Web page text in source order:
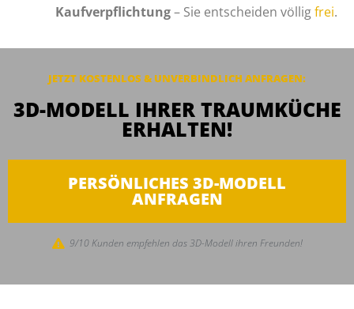
Kaufverpflichtung– Sie entscheiden völligfrei.
JETZT KOSTENLOS & UNVERBINDLICH ANFRAGEN:
3D-MODELL IHRER TRAUMKÜCHE
ERHALTEN!
PERSÖNLICHES 3D-MODELL
ANFRAGEN
9/10 Kunden empfehlen das 3D-Modell ihren Freunden!